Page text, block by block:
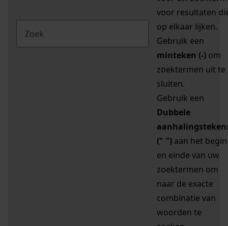
voor resultaten
op elkaar lijken.
Gebruik een
minteken (-) om
zoektermen uit te
sluiten.
Gebruik een
Dubbele
(" ") aan het begin
en einde van uw
zoektermen om
naar de exacte
combinatie van
woorden te